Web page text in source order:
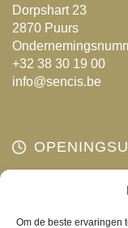
Om de beste ervaringen
de
Dorpshart 23
2870 Puurs
+32 38 30 19 00
info@sencis.be